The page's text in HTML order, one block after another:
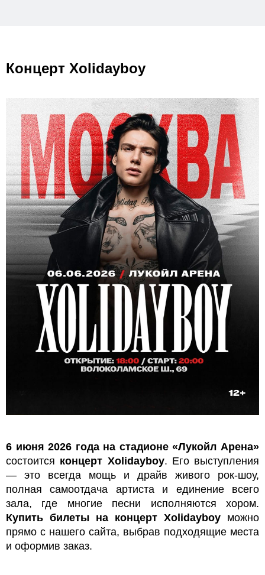
Концерт Xolidayboy
6 июня 2026 года на стадионе «Лукойл Арена»
состоится концерт Xolidayboy. Его выступления
— это всегда мощь и драйв живого рок-шоу,
полная самоотдача артиста и единение всего
зала, где многие песни исполняются хором.
Купить билеты на концерт Xolidayboy можно
прямо с нашего сайта, выбрав подходящие места
и оформив заказ.